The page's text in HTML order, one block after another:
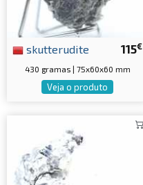
115€
skutterudite
430 gramas | 75x60x60 mm
Veja o produto